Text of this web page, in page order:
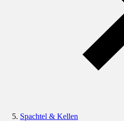
Spachtel & Kellen